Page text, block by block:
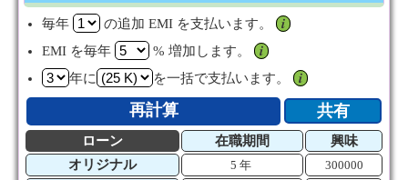
毎年 の追加 EMI を支払います。
𝒊
EMI を毎年
% 増加します。
𝒊
年に
を一括で支払います。 𝒊
再計算 共有
ローン 在職期間
興味
オリジナル
5 年 300000